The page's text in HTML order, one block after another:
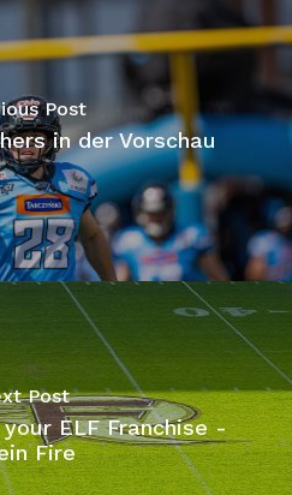
Post
in der Vorschau
Post
ELF Franchise -
Fire